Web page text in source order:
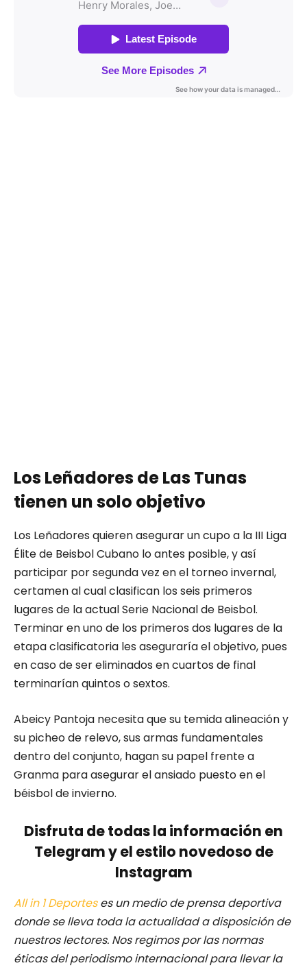
Los Leñadores de Las Tunas
tienen un solo objetivo
Los Leñadores quieren asegurar un cupo a la III Liga
Élite de Beisbol Cubano lo antes posible, y así
participar por segunda vez en el torneo invernal,
certamen al cual clasifican los seis primeros
lugares de la actual Serie Nacional de Beisbol.
Terminar en uno de los primeros dos lugares de la
etapa clasificatoria les aseguraría el objetivo, pues
en caso de ser eliminados en cuartos de final
terminarían quintos o sextos.
Abeicy Pantoja necesita que su temida alineación y
su picheo de relevo, sus armas fundamentales
dentro del conjunto, hagan su papel frente a
Granma para asegurar el ansiado puesto en el
béisbol de invierno.
Disfruta de todas la información en
Telegram y el estilo novedoso de
Instagram
All in 1 Deporteses un medio de prensa deportiva
donde se lleva toda la actualidad a disposición de
nuestros lectores. Nos regimos por las normas
éticas del periodismo internacional para llevar la